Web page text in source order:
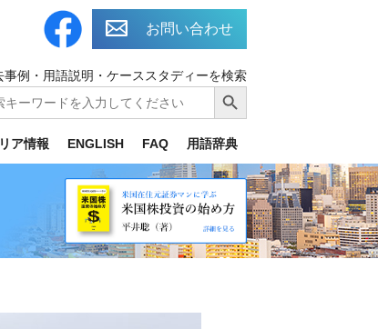
お問い合わせ
例・用語説明・ケーススタディーを検索
Search Button
ア情報 ENGLISH FAQ 用語辞典